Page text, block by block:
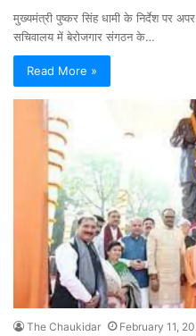
मुख्यमंत्री पुष्कर सिंह धामी के निर्देश पर
सचिवालय में बेरोजगार संगठन के…
Read More »
The Chaukidar February 11,